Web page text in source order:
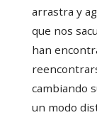
arrastra y
que nos
han
cambiando
un modo